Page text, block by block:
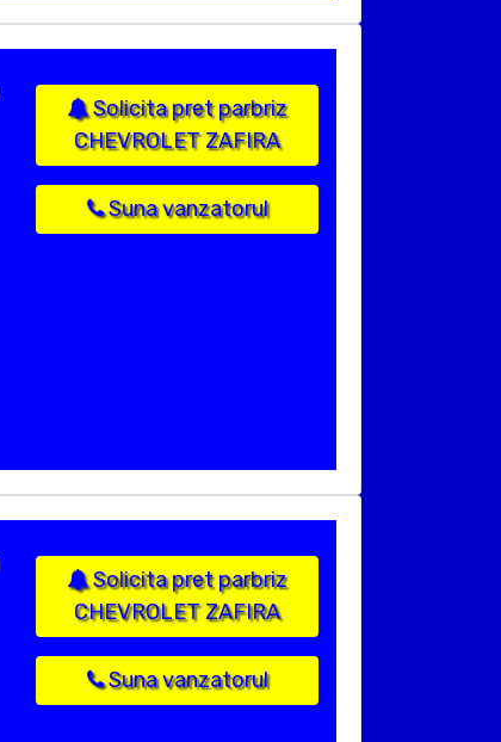
Solicita pret parbriz
CHEVROLET ZAFIRA
Suna vanzatorul
Solicita pret parbriz
CHEVROLET ZAFIRA
Suna vanzatorul